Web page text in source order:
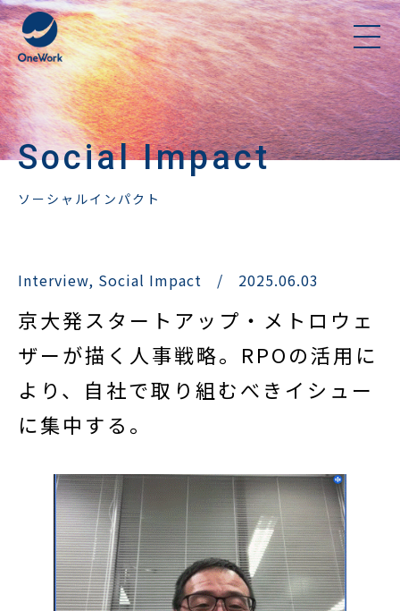
Social Impact
ソーシャルインパクト
Interview, Social Impact / 2025.06.03
京大発スタートアップ・メトロウェ
ザーが描く人事戦略。RPOの活用に
より、自社で取り組むべきイシュー
に集中する。